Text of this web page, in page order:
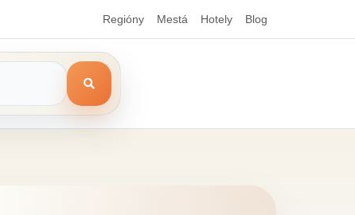
Regióny Mestá Hotely Blog